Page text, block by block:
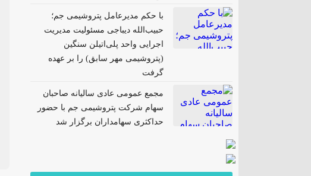
با حکم مدیرعامل پتروشیمی جم؛
حبیب‌الله دیباجی مسئولیت مدیریت
اجرایی واحد پلی‌اتیلن سنگین
(پتروشیمی مهر سابق) را بر عهده
گرفت
مجمع عمومی عادی سالیانه صاحبان
سهام شرکت پتروشیمی جم با حضور
حداکثری سهامداران برگزار شد